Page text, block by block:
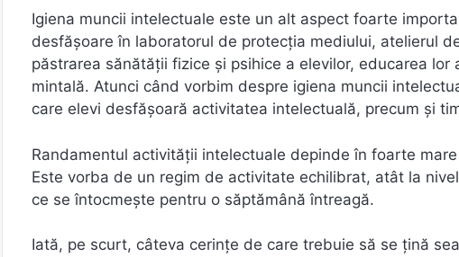
Igiena muncii intelectuale este un alt aspect foarte
desfășoare în laboratorul de protecția mediului, atelierul
păstrarea sănătăţii fizice şi psihice a elevilor, educarea
mintală. Atunci când vorbim despre igiena muncii
care elevi desfăşoară activitatea intelectuală, precum şi
Randamentul activităţii intelectuale depinde în foarte
Este vorba de un regim de activitate echilibrat, atât la
ce se întocmeşte pentru o săptămână întreagă.
Iată, pe scurt, câteva cerinţe de care trebuie să se ţină